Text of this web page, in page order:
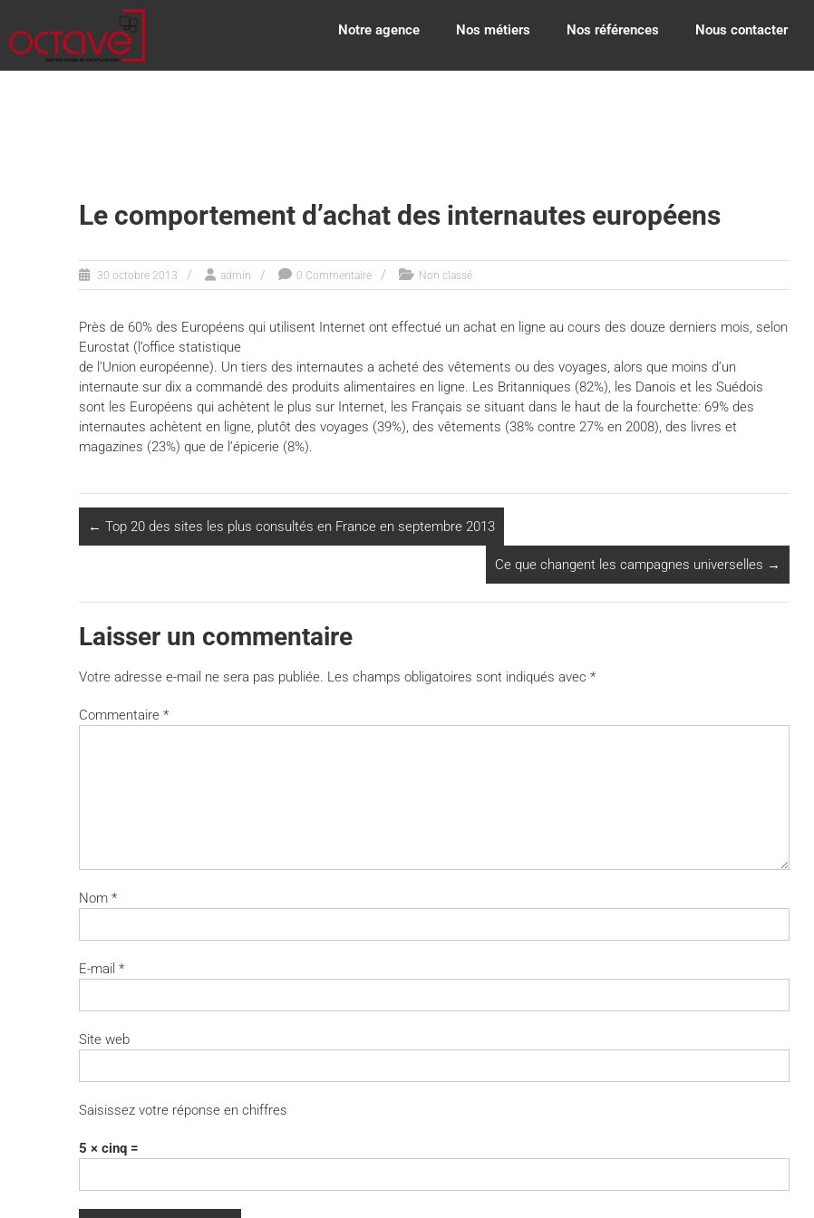
Notre agence Nos métiers Nos références Nous contacter
Le comportement d’achat des internautes européens
30 octobre 2013 admin 0 Commentaire Non classé
Près de 60% des Européens qui utilisent Internet ont effectué un achat en ligne au cours des douze derniers mois, selon
Eurostat (l’office statistique
de l’Union européenne). Un tiers des internautes a acheté des vêtements ou des voyages, alors que moins d’un
internaute sur dix a commandé des produits alimentaires en ligne. Les Britanniques (82%), les Danois et les Suédois
sont les Européens qui achètent le plus sur Internet, les Français se situant dans le haut de la fourchette: 69% des
internautes achètent en ligne, plutôt des voyages (39%), des vêtements (38% contre 27% en 2008), des livres et
magazines (23%) que de l’épicerie (8%).
← Top 20 des sites les plus consultés en France en septembre 2013
Ce que changent les campagnes universelles →
Laisser un commentaire
Votre adresse e-mail ne sera pas publiée. Les champs obligatoires sont indiqués avec *
Commentaire *
Nom *
E-mail *
Site web
Saisissez votre réponse en chiffres
5 × cinq =